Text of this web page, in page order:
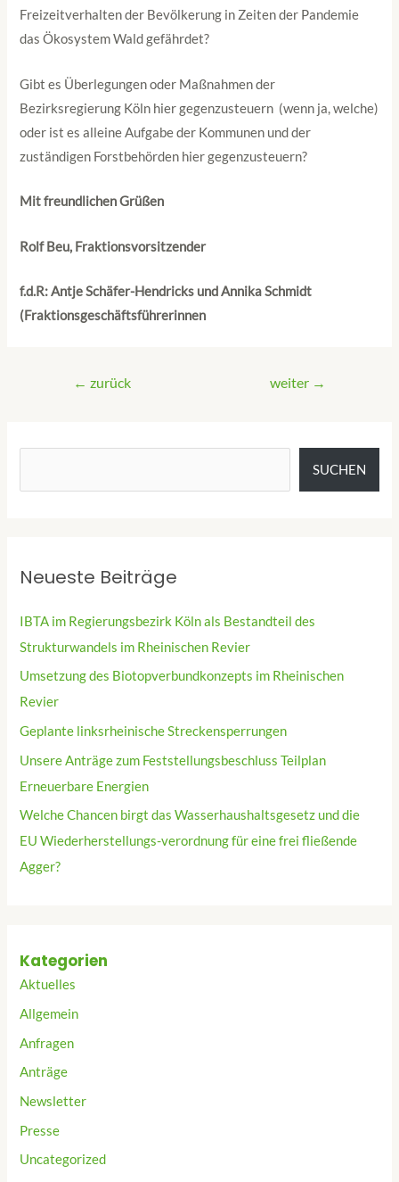
Freizeitverhalten der Bevölkerung in Zeiten der Pandemie
das Ökosystem Wald gefährdet?
Gibt es Überlegungen oder Maßnahmen der
Bezirksregierung Köln hier gegenzusteuern (wenn ja, welche)
oder ist es alleine Aufgabe der Kommunen und der
zuständigen Forstbehörden hier gegenzusteuern?
Mit freundlichen Grüßen
Rolf Beu, Fraktionsvorsitzender
f.d.R: Antje Schäfer-Hendricks und Annika Schmidt
(Fraktionsgeschäftsführerinnen
← zurück weiter →
SUCHEN
Neueste Beiträge
IBTA im Regierungsbezirk Köln als Bestandteil des
Strukturwandels im Rheinischen Revier
Umsetzung des Biotopverbundkonzepts im Rheinischen
Revier
Geplante linksrheinische Streckensperrungen
Unsere Anträge zum Feststellungsbeschluss Teilplan
Erneuerbare Energien
Welche Chancen birgt das Wasserhaushaltsgesetz und die
EU Wiederherstellungs-verordnung für eine frei fließende
Agger?
Kategorien
Aktuelles
Allgemein
Anfragen
Anträge
Newsletter
Presse
Uncategorized